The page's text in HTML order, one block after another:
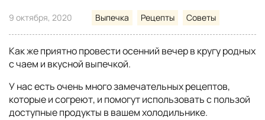
9 октября, 2020 Выпечка Рецепты Советы
Как же приятно провести осенний вечер в кругу родных
с чаем и вкусной выпечкой.
У нас есть очень много замечательных рецептов,
которые и согреют, и помогут использовать с пользой
доступные продукты в вашем холодильнике.